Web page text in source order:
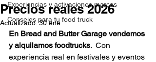
Experiencias y activaciones marcas
Consejos para tu food truck
Precios reales 2026
Actualizado:30 ene
En Bread and Butter Garage vendemos
y alquilamos foodtrucks.  Con
experiencia real en festivales y eventos